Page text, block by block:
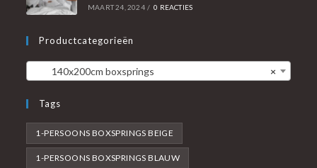
MAART 24, 2024 / 0 REACTIES
Productcategorieën
×
140x200cm boxsprings
Tags
1-PERSOONS BOXSPRINGS BEIGE
1-PERSOONS BOXSPRINGS BLAUW